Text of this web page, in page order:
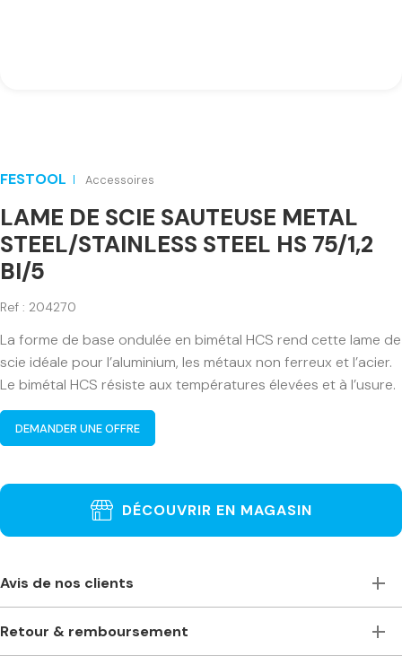
FESTOOL Accessoires
LAME DE SCIE SAUTEUSE METAL
STEEL/STAINLESS STEEL HS 75/1,2
BI/5
Ref : 204270
La forme de base ondulée en bimétal HCS rend cette lame de
scie idéale pour l’aluminium, les métaux non ferreux et l’acier.
Le bimétal HCS résiste aux températures élevées et à l’usure.
DEMANDER UNE OFFRE
DÉCOUVRIR EN MAGASIN
Avis de nos clients
recommande vivement ce magasin pour ceux qui ont
Retour & remboursement